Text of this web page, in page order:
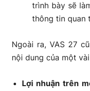
trình bày sẽ
thông tin quan
Ngoài ra, VAS 27
nội dung của một
Lợi nhuận trên